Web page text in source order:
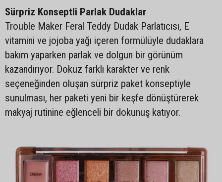
Sürpriz Konseptli Parlak Dudaklar
Trouble Maker Feral Teddy Dudak Parlatıcısı, E
vitamini ve jojoba yağı içeren formülüyle dudaklara
bakım yaparken parlak ve dolgun bir görünüm
kazandırıyor. Dokuz farklı karakter ve renk
seçeneğinden oluşan sürpriz paket konseptiyle
sunulması, her paketi yeni bir keşfe dönüştürerek
makyaj rutinine eğlenceli bir dokunuş katıyor.